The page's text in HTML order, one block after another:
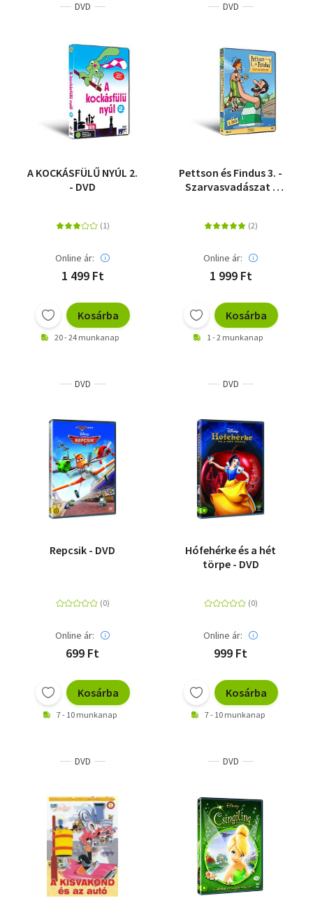
DVD
A KOCKÁSFÜLŰ NYÚL 2.
- DVD
Online ár:
1 499 Ft
Kosárba
20 - 24 munkanap
DVD
Pettson és Findus 3. -
Szarvasvadászat -
Online ár:
1 999 Ft
Kosárba
1 - 2 munkanap
DVD
Repcsik - DVD
Online ár:
699 Ft
Kosárba
7 - 10 munkanap
DVD
Hófehérke és a hét
törpe - DVD
Online ár:
999 Ft
Kosárba
7 - 10 munkanap
DVD DVD